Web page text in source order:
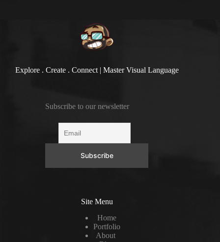
Explore . Create . Connect | Master Visual Language
Subscribe to our newsletter
Site Menu
Home
Portfolio
About